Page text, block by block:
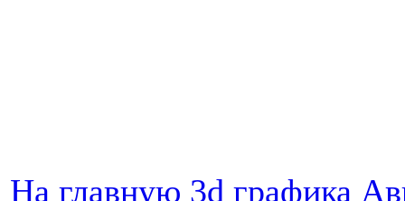
На главную 3d графика